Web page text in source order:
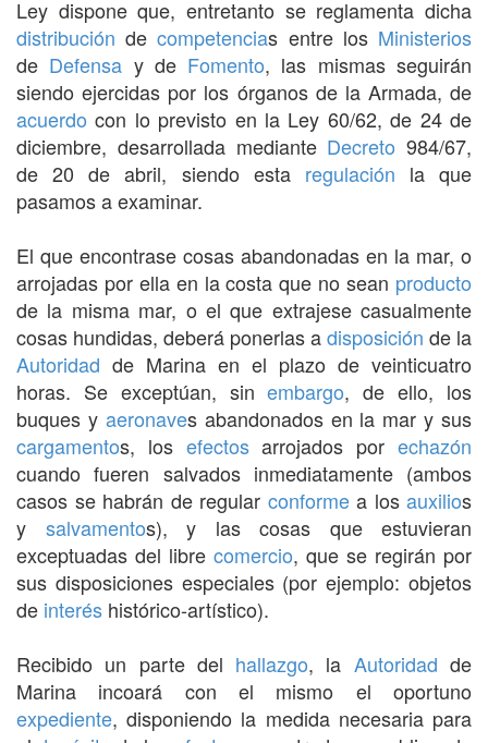
Ley dispone que, entretanto se reglamenta dicha
distribución decompetencias entre los Ministerios
de Defensa y de Fomento, las mismas seguirán
siendo ejercidas por los órganos de la Armada, de
acuerdo con lo previsto en la Ley 60/62, de 24 de
diciembre, desarrollada mediante Decreto 984/67,
de 20 de abril, siendo esta regulación la que
pasamos a examinar.
El que encontrase cosas abandonadas en la mar, o
arrojadas por ella en la costa que no sean producto
de la misma mar, o el que extrajese casualmente
cosas hundidas, deberá ponerlas adisposición de la
Autoridad de Marina en el plazo de veinticuatro
horas. Se exceptúan, sinembargo, de ello, los
buques y aeronaves abandonados en la mar y sus
cargamentos, los efectosarrojados porechazón
cuando fueren salvados inmediatamente (ambos
casos se habrán de regular conformea los auxilios
y salvamentos), y las cosas que estuvieran
exceptuadas del libre comercio, que se regirán por
sus disposiciones especiales (por ejemplo: objetos
de interés histórico-artístico).
Recibido un parte del hallazgo, la Autoridad de
Marina incoará con el mismo el oportuno
expediente, disponiendo la medida necesaria para